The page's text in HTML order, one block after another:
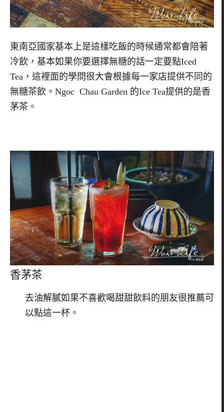
東南亞國家基本上是這樣吃飯的時候通常都會陪著
冷飲，基本如果你要選擇無糖的話一定要點Iced
Tea，這裡面的學問很大會根據每一家店提供不同的
無糖茶飲。Ngoc Chau Garden 的Ice Tea提供的是香
茅茶。
香茅茶
去油解膩如果不喜歡喝甜甜飲料的朋友很推薦可
以點這一杯。